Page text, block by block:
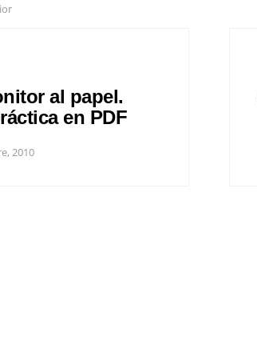
al papel.
en PDF
2010